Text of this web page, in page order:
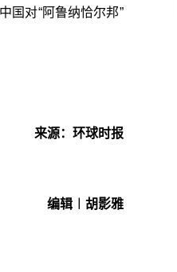
国对“阿鲁纳恰尔邦”
来源：环球时报
编辑︱胡影雅